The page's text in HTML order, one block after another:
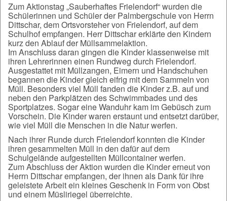
Zum Aktionstag „Sauberhaftes Frielendorf“ wurden die
Schülerinnen und Schüler der Palmbergschule von Herrn
Dittschar, dem Ortsvorsteher von Frielendorf, auf dem
Schulhof empfangen. Herr Dittschar erklärte den Kindern
kurz den Ablauf der Müllsammelaktion.
Im Anschluss daran gingen die Kinder klassenweise mit
ihren Lehrerinnen einen Rundweg durch Frielendorf.
Ausgestattet mit Müllzangen, Eimern und Handschuhen
begannen die Kinder gleich eifrig mit dem Sammeln von
Müll. Besonders viel Müll fanden die Kinder z.B. auf und
neben den Parkplätzen des Schwimmbades und des
Sportplatzes. Sogar eine Wanduhr kam im Gebüsch zum
Vorschein. Die Kinder waren erstaunt und entsetzt darüber,
wie viel Müll die Menschen in die Natur werfen.
Nach ihrer Runde durch Frielendorf konnten die Kinder
ihren gesammelten Müll in den dafür auf dem
Schulgelände aufgestellten Müllcontainer werfen.
Zum Abschluss der Aktion wurden die Kinder erneut von
Herrn Dittschar empfangen, der ihnen als Dank für ihre
geleistete Arbeit ein kleines Geschenk in Form von Obst
und einem Müsliriegel überreichte.